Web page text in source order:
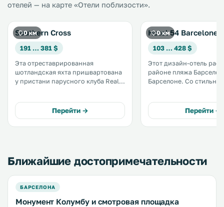
отелей — на карте «Отели поблизости».
0 км
Southern Cross
191 … 381 $
Эта отреставрированная
шотландская яхта пришвартована
у пристани парусного клуба Real
просторная терраса для принятия
солнечных ванн и
гидромассажная ванна, а также
Перейти →
0 км
Hotel 54
103 … 428 $
Этот дизайн-отель
районе пляжа
Барселоне. Со стильной террасы
стойка регистрации,
WiFi и номера с
умным телевидением. .
Перейти →
Ближайшие достопримечательности
БАРСЕЛОНА
Монумент Колумбу и смотровая площадка